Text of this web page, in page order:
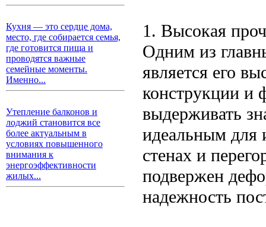
Кухня — это сердце дома,
место, где собирается семья,
где готовится пища и
проводятся важные
семейные моменты.
Именно...
Утепление балконов и
лоджий становится все
более актуальным в
условиях повышенного
внимания к
энергоэффективности
жилых...
1. Высокая
Одним из
является его
конструкции и
выдерживать
идеальным для
стенах и
подвержен
надежность